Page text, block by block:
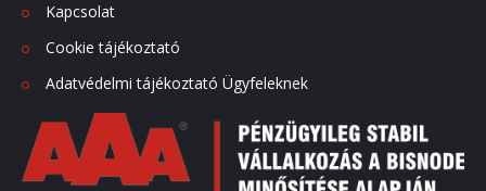
Kapcsolat
Cookie tájékoztató
Adatvédelmi tájékoztató Ügyfeleknek